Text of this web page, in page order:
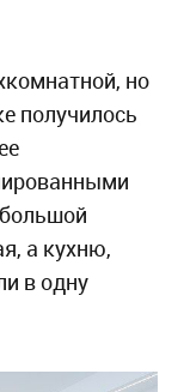
но
получилось
а кухню,
в одну